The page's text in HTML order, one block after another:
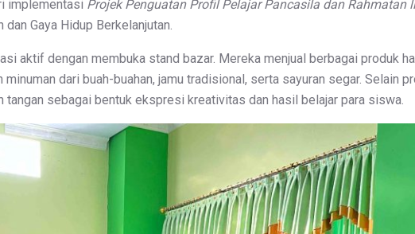
implementasi Projek Penguatan Profil Pelajar Pancasila dan Rahmatan
Gaya Hidup Berkelanjutan.
aktif dengan membuka stand bazar. Mereka menjual berbagai produk
dari buah-buahan, jamu tradisional, serta sayuran segar. Selain
tangan sebagai bentuk ekspresi kreativitas dan hasil belajar para siswa.